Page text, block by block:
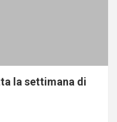
la settimana di